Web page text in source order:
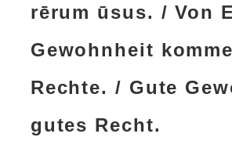
rērum ūsus. / Von
Gewohnheit
Rechte. / Gute
gutes Recht.